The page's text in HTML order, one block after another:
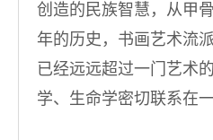
创造的民族智慧，从甲
年的历史，书画艺术流
已经远远超过一门艺术
学、生命学密切联系在一